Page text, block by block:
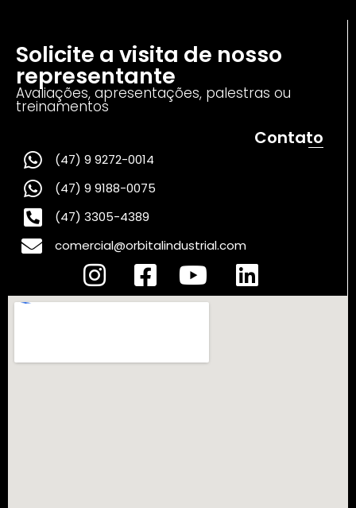
Solicite a visita de nosso
representante
Avaliações, apresentações, palestras ou
treinamentos
Contato
(47) 9 9272-0014
(47) 9 9188-0075
(47) 3305-4389
comercial@orbitalindustrial.com